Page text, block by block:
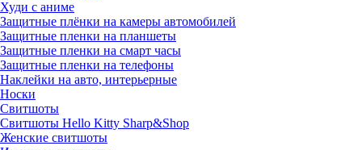
Худи с аниме
Защитные плёнки на камеры автомобилей
Защитные пленки на планшеты
Защитные пленки на смарт часы
Защитные пленки на телефоны
Наклейки на авто, интерьерные
Носки
Свитшоты
Cвитшоты Hello Kitty Sharp&Shop
Женские свитшоты